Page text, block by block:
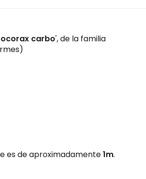
carbo', de la familia
es de aproximadamente1m.